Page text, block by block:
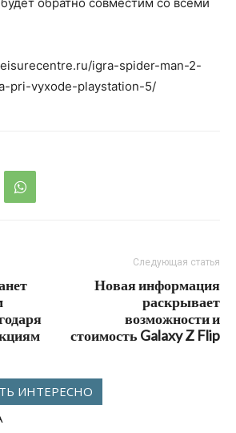
igra-spider-man-2-
pri-vyxode-playstation-5/
Следующая статья
Новая информация
раскрывает
возможности и
стоимость Galaxy Z Flip
ИНТЕРЕСНО